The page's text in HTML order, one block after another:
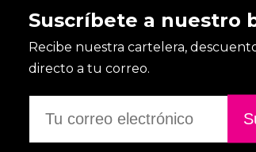
Suscríbete a nuestro
Recibe nuestra cartelera,
directo a tu correo.